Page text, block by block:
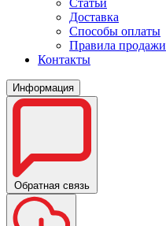
Доставка
Способы оплаты
Правила продажи
Контакты
Информация
Обратная связь